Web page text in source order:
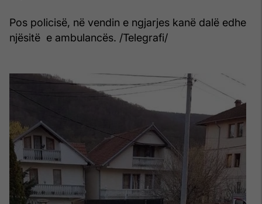
Pos policisë, në vendin e ngjarjes kanë dalë edhe
njësitë e ambulancës. /Telegrafi/